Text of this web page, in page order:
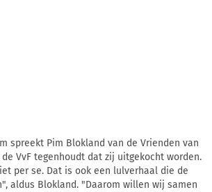
spreekt Pim Blokland van de Vrienden van
VvF tegenhoudt dat zij uitgekocht worden.
per se. Dat is ook een lulverhaal die de
aldus Blokland. "Daarom willen wij samen